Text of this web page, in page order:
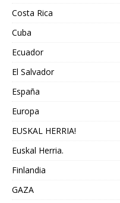
Costa Rica
Cuba
Ecuador
El Salvador
España
Europa
EUSKAL HERRIA!
Euskal Herria.
Finlandia
GAZA